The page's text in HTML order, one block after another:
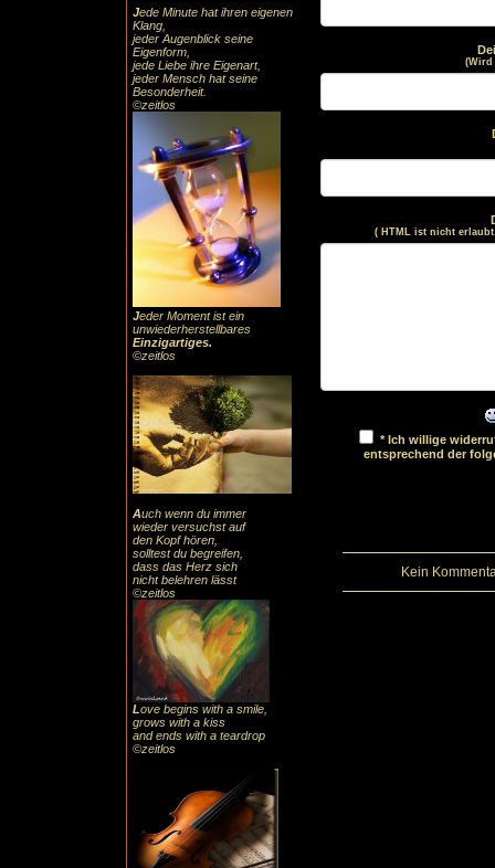
Jede Minute hat ihren eigenen
Klang,
jeder Augenblick seine
Eigenform,
jede Liebe ihre Eigenart,
jeder Mensch hat seine
Besonderheit.
©zeitlos
Jeder Moment ist ein
unwiederherstellbares
Einzigartiges.
©zeitlos
Auch wenn du immer
wieder versuchst auf
den Kopf hören,
solltest du begreifen,
dass das Herz sich
nicht belehren lässt
©zeitlos
Love begins with a smile,
grows with a kiss
and ends with a teardrop
©zeitlos
(Wird
( HTML ist nicht
* Ich willige
entsprechend der
Kein